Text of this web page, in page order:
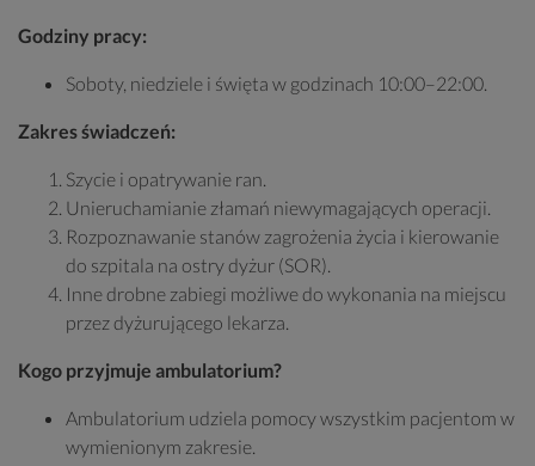
Godziny pracy:
Soboty, niedziele i święta w godzinach 10:00–22:00.
Zakres świadczeń:
Szycie i opatrywanie ran.
Unieruchamianie złamań niewymagających operacji.
Rozpoznawanie stanów zagrożenia życia i kierowanie
do szpitala na ostry dyżur (SOR).
Inne drobne zabiegi możliwe do wykonania na miejscu
przez dyżurującego lekarza.
Kogo przyjmuje ambulatorium?
Ambulatorium udziela pomocy wszystkim pacjentom w
wymienionym zakresie.